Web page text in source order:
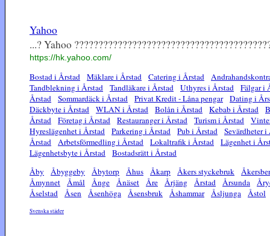
Yahoo
...? Yahoo
https://hk.yahoo.com/
Bostad i Årstad Mäklare i Årstad Catering i Årstad
Tandblekning i Årstad
Tandläkare i Årstad Uthyres i Årstad
Fälgar i
Årstad
Sommardäck i Årstad Privat Kredit - Låna pengar
Dating i
Däckbyte i Årstad
WLAN i Årstad Bolån i Årstad Kebab i Årstad
Årstad
Företag i Årstad Restauranger i Årstad Turism i Årstad
Hyreslägenhet i Årstad
Parkering i Årstad Pub i Årstad
Sevärdheter i
Årstad
Arbetsförmedling i Årstad Lokaltrafik i Årstad
Lägenhet i
Lägenhetsbyte i Årstad
Bostadsrätt i Årstad
Åby
Åbyggeby Åbytorp Åhus Åkarp Åkers styckebruk
Åmynnet
Åmål Ånge Ånäset Åre Årjäng Årstad Årsunda
Åselstad
Åsen Åsenhöga Åsensbruk Åshammar Åsljunga Åstol
Svenska städer